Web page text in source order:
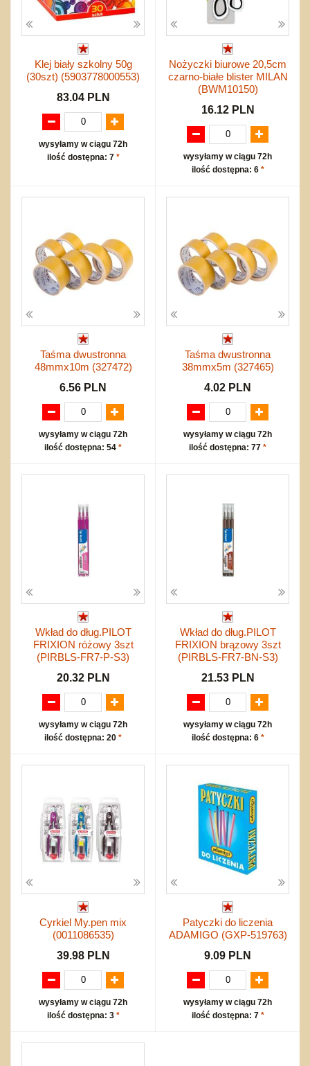
Klej biały szkolny 50g
(30szt) (5903778000553)
83.04 PLN
wysyłamy w ciągu 72h
ilość dostępna: 7 *
Nożyczki biurowe 20,5cm
czarno-białe blister MILAN
(BWM10150)
16.12 PLN
wysyłamy w ciągu 72h
ilość dostępna: 6 *
Taśma dwustronna
48mmx10m (327472)
6.56 PLN
wysyłamy w ciągu 72h
ilość dostępna: 54 *
Taśma dwustronna
38mmx5m (327465)
4.02 PLN
wysyłamy w ciągu 72h
ilość dostępna: 77 *
Wkład do dług.PILOT
FRIXION różowy 3szt
(PIRBLS-FR7-P-S3)
20.32 PLN
wysyłamy w ciągu 72h
ilość dostępna: 20 *
Wkład do dług.PILOT
FRIXION brązowy 3szt
(PIRBLS-FR7-BN-S3)
21.53 PLN
wysyłamy w ciągu 72h
ilość dostępna: 6 *
Cyrkiel My.pen mix
(0011086535)
39.98 PLN
wysyłamy w ciągu 72h
ilość dostępna: 3 *
Patyczki do liczenia
ADAMIGO (GXP-519763)
9.09 PLN
wysyłamy w ciągu 72h
ilość dostępna: 7 *